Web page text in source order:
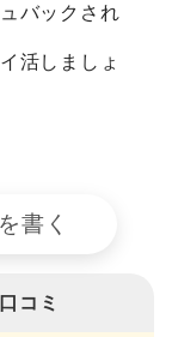
バックされ
活しましょ
書く
口コミ